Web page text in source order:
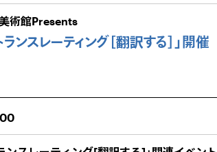
術館Presents
ンスレーティング［翻訳する］」開催
00